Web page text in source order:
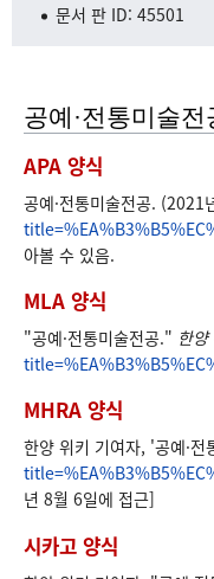
문서 판 ID: 45501
공예·전통미술
APA 양식
공예·전통미술전공. (2021
아볼 수 있음.
MLA 양식
"공예·전통미술전공." 한
MHRA 양식
한양 위키 기여자, '공예·전
년 8월 6일에 접근]
시카고 양식